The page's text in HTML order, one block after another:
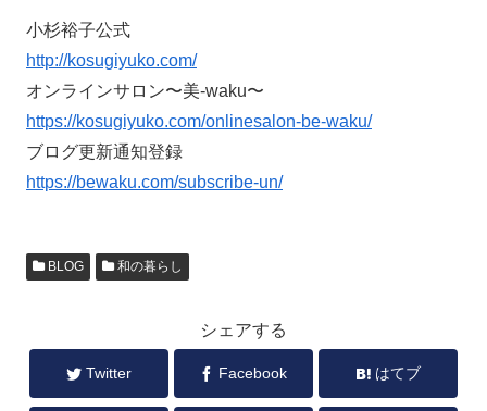
小杉裕子公式
http://kosugiyuko.com/
オンラインサロン〜美-waku〜
https://kosugiyuko.com/onlinesalon-be-waku/
ブログ更新通知登録
https://bewaku.com/subscribe-un/
BLOG 和の暮らし
シェアする
Twitter Facebook はてブ